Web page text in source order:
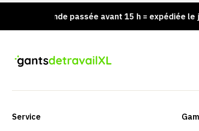
passée avant 15 h = expédiée le jour
Service